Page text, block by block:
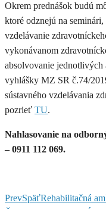
Okrem prednášok budú
ktoré odznejú na
vzdelávanie
vykonávanom
absolvovanie jednotlivých
vyhlášky MZ SR č.74/
sústavného vzdelávania
pozrieť TU.
Nahlasovanie na
– 0911 112 069.
PrevSpäťRehabilitačná